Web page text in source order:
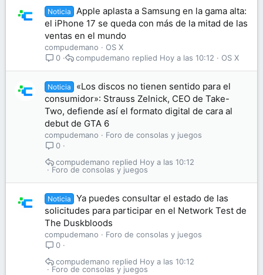
Noticia
Apple aplasta a Samsung en la gama alta:
el iPhone 17 se queda con más de la mitad de las
ventas en el mundo
compudemano
OS X
0
OS X
Hoy a las 10:12
compudemano
Noticia
«Los discos no tienen sentido para el
consumidor»: Strauss Zelnick, CEO de Take-
Two, defiende así el formato digital de cara al
debut de GTA 6
compudemano
Foro de consolas y juegos
0
Foro de consolas y juegos
Hoy a las 10:12
compudemano
Noticia
Ya puedes consultar el estado de las
solicitudes para participar en el Network Test de
The Duskbloods
compudemano
Foro de consolas y juegos
0
Foro de consolas y juegos
Hoy a las 10:12
compudemano